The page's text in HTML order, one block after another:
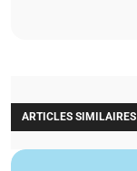
ARTICLES SIMILAIRES